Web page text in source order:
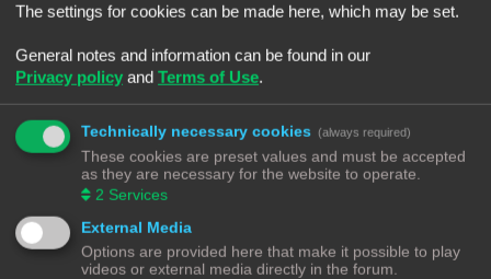
Zoeken in forums:
Selecteer het forum of de forums die je wil doorzoeken. Subforums worden automatisch
doorzocht als je “Doorzoek subforums“ hieronder niet uitschakelt.
Doorzoek subforums:
Nee
The settings for cookies can be made here, which may be set.
General notes and information can be found in our
Privacy policy and Terms of Use.
Technically necessary cookies (always required)
These cookies are preset values and must be accepted
as they are necessary for the website to operate.
2 Services
External Media
Options are provided here that make it possible to play
videos or external media directly in the forum.